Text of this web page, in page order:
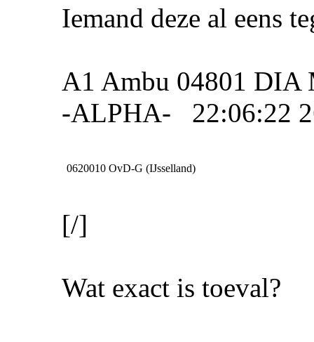
Iemand deze al eens
A1 Ambu 04801 DIA
-ALPHA- 22:06:22
0620010 OvD-G (IJsselland)
[/]
Wat exact is toeval?